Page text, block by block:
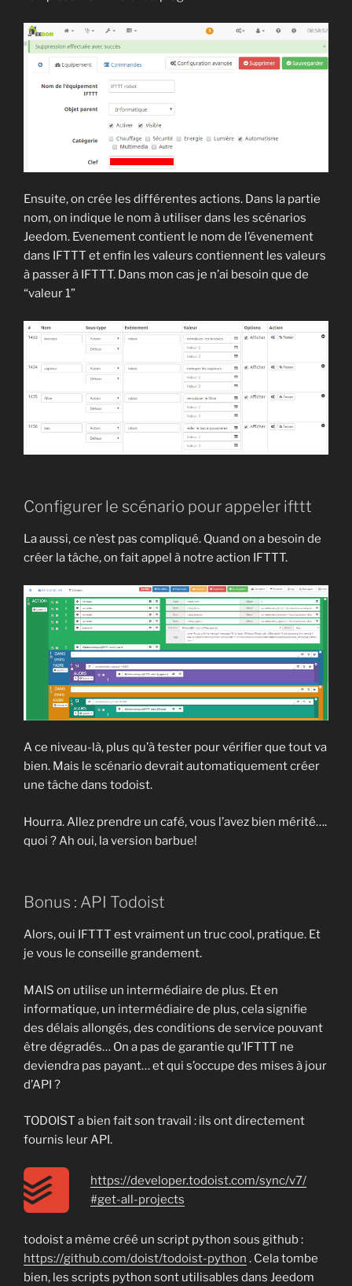
Ensuite, on crée les différentes actions. Dans la partie
nom, on indique le nom à utiliser dans les scénarios
Jeedom. Evenement contient le nom de l’évenement
dans IFTTT et enfin les valeurs contiennent les valeurs
à passer à IFTTT. Dans mon cas je n’ai besoin que de
“valeur 1”
Configurer le scénario pour appeler ifttt
La aussi, ce n’est pas compliqué. Quand on a besoin de
créer la tâche, on fait appel à notre action IFTTT.
A ce niveau-là, plus qu’à tester pour vérifier que tout va
bien. Mais le scénario devrait automatiquement créer
une tâche dans todoist.
Hourra. Allez prendre un café, vous l’avez bien mérité….
quoi ? Ah oui, la version barbue!
Bonus : API Todoist
Alors, oui IFTTT est vraiment un truc cool, pratique. Et
je vous le conseille grandement.
MAIS on utilise un intermédiaire de plus. Et en
informatique, un intermédiaire de plus, cela signifie
des délais allongés, des conditions de service pouvant
être dégradés… On a pas de garantie qu’IFTTT ne
deviendra pas payant… et qui s’occupe des mises à jour
d’API ?
TODOIST a bien fait son travail : ils ont directement
fournis leur API.
https://developer.todoist.com/sync/v7/
#get-all-projects
todoist a même créé un script python sous github :
https://github.com/doist/todoist-python . Cela tombe
bien, les scripts python sont utilisables dans Jeedom